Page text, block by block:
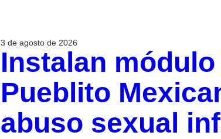
3 de agosto de 2026
Instalan
Pueblito
abuso sexual